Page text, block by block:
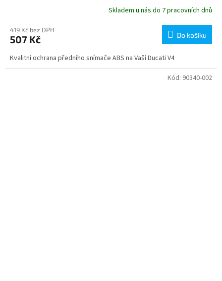
Skladem u nás do 7 pracovních dnů
419 Kč bez DPH
507 Kč Do košíku
Kvalitní ochrana předního snímače ABS na Vaší Ducati V4
Kód: 90340-002